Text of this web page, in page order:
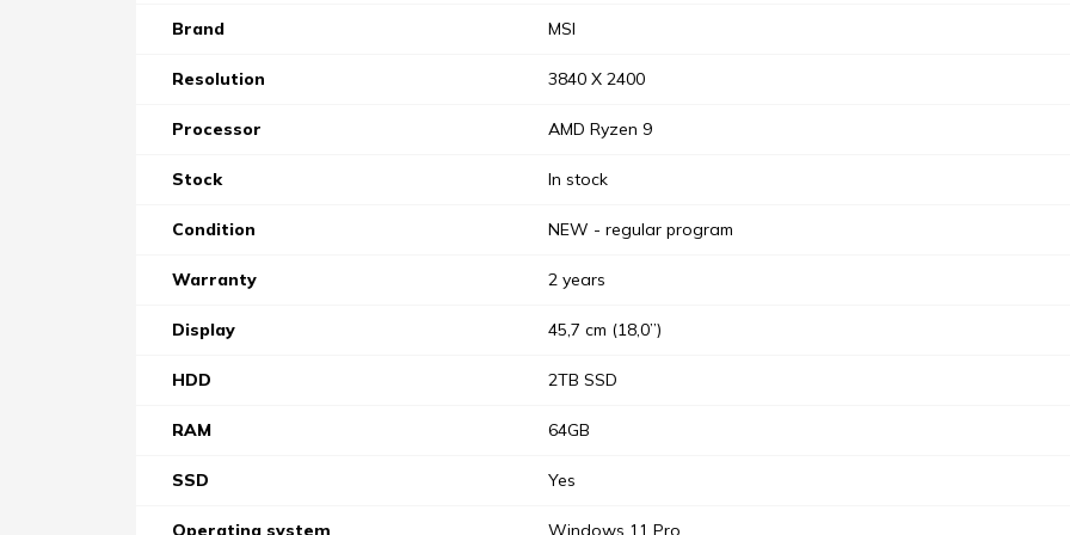
Brand MSI
Resolution 3840 X 2400
Processor AMD Ryzen 9
Stock In stock
Condition NEW - regular program
Warranty 2 years
Display 45,7 cm (18,0”)
HDD 2TB SSD
RAM 64GB
SSD Yes
Operating system Windows 11 Pro